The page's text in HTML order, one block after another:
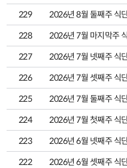
229
2026년 8월 둘째주 식
228
2026년 7월 마지막주
227
2026년 7월 넷째주 식
226
2026년 7월 셋째주 식
225
2026년 7월 둘째주 식
224
2026년 7월 첫째주 식
223
2026년 6월 넷째주 식
222
2026년 6월 셋째주 식